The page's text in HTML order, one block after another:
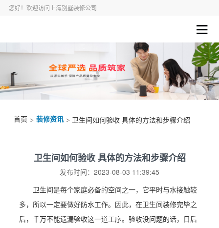
您好！欢迎访问上海别墅装修公司
首页 > 装修资讯 > 卫生间如何验收 具体的方法和步骤介绍
卫生间如何验收 具体的方法和步骤介绍
发布时间：2023-08-03 11:39:45
卫生间是每个家庭必备的空间之一，它平时与水接触较
多，所以一定要做好防水工作。因此，在卫生间装修完毕之
后，千万不能遗漏验收这一道工序。验收没问题的话，日后